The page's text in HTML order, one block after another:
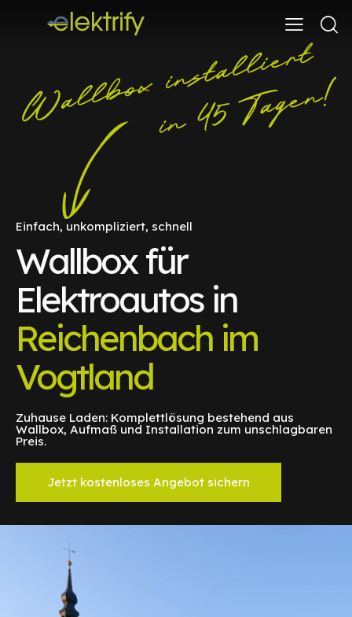
Einfach, unkompliziert, schnell
Wallbox für
Elektroautos in
Reichenbach im
Vogtland
Zuhause Laden: Komplettlösung bestehend aus
Wallbox, Aufmaß und Installation zum unschlagbaren
Preis.
Jetzt kostenloses Angebot sichern